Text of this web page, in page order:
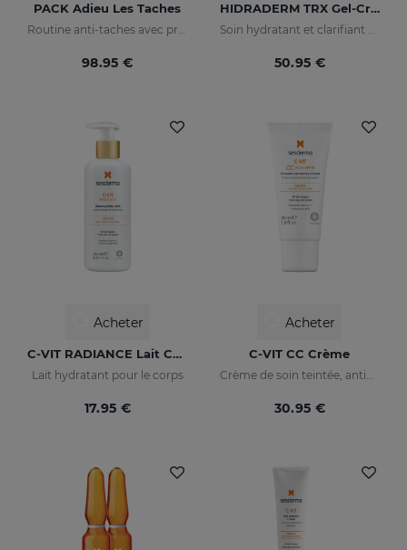
PACK Adieu Les Taches
Routine anti-taches avec protection solaire
98.95 €
HIDRADERM TRX Gel-Crème
Soin hydratant et clarifiant pour les peaux mixtes
50.95 €
Acheter
C-VIT RADIANCE Lait Corps Lumineux
Lait hydratant pour le corps
17.95 €
Acheter
C-VIT CC Crème
Crème de soin teintée, antioxydante, à la vitamine C et à l'acide hyaluronique
30.95 €